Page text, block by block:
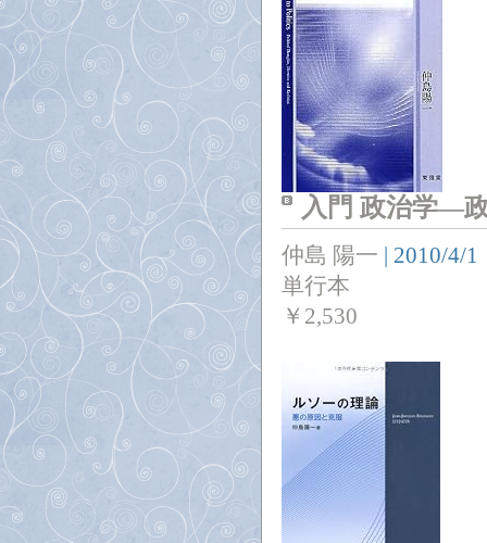
入門 政治学―
仲島 陽一 | 2010/4/1
単行本
￥ 2,530